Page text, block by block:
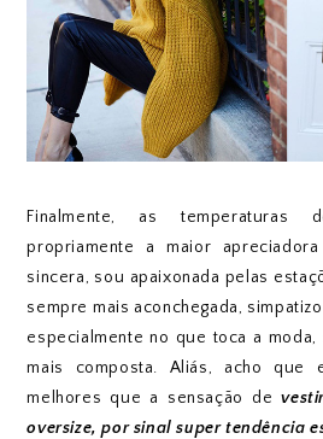
Finalmente, as temperaturas
propriamente a maior
sincera, sou apaixonada pelas
sempre mais aconchegada,
especialmente no que toca a
mais composta. Aliás, acho que
melhores que a sensação de
oversize, por sinal super tendência